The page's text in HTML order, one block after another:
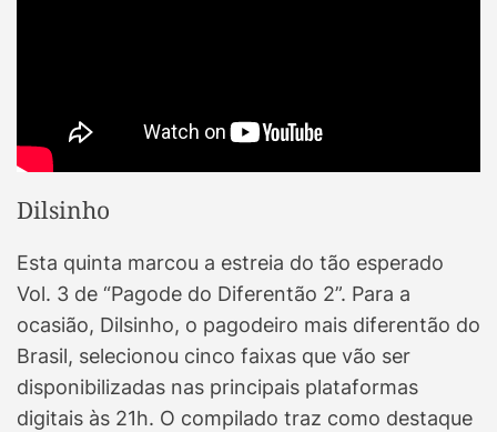
Dilsinho
Esta quinta marcou a estreia do tão esperado
Vol. 3 de “Pagode do Diferentão 2”. Para a
ocasião, Dilsinho, o pagodeiro mais diferentão do
Brasil, selecionou cinco faixas que vão ser
disponibilizadas nas principais plataformas
digitais às 21h. O compilado traz como destaque